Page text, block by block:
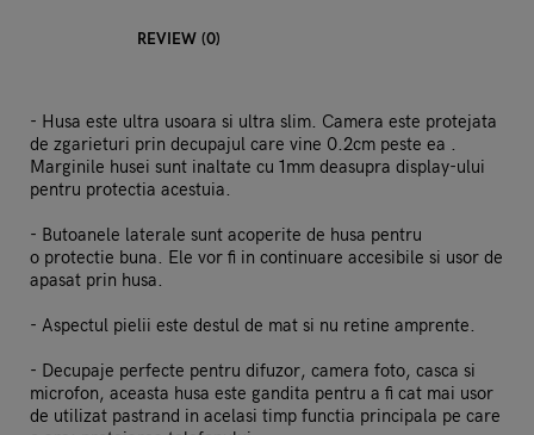
REVIEW (0)
- Husa este ultra usoara si ultra slim. Camera este protejata
de zgarieturi prin decupajul care vine 0.2cm peste ea .
Marginile husei sunt inaltate cu 1mm deasupra display-ului
pentru protectia acestuia.
- Butoanele laterale sunt acoperite de husa pentru
o protectie buna. Ele vor fi in continuare accesibile si usor de
apasat prin husa.
- Aspectul pielii este destul de mat si nu retine amprente.
- Decupaje perfecte pentru difuzor, camera foto, casca si
microfon, aceasta husa este gandita pentru a fi cat mai usor
de utilizat pastrand in acelasi timp functia principala pe care